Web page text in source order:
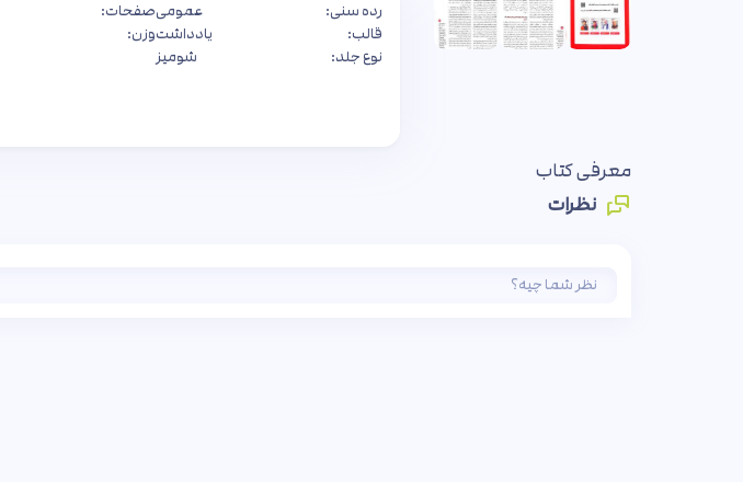
رده سنی:
عمومی
قالب:
یادداشت
نوع جلد:
شومیز
صفحات:
وزن:
معرفی کتاب
نظرات